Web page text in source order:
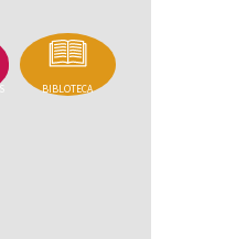
BIBLOTECA